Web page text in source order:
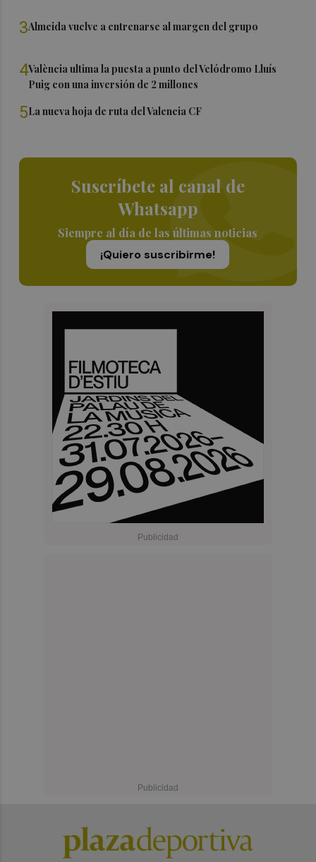
3Almeida vuelve a entrenarse al margen del grupo
4València ultima la puesta a punto del Velódromo Lluís
Puig con una inversión de 2 millones
5La nueva hoja de ruta del Valencia CF
Suscríbete al canal de
Whatsapp
Siempre al día de las últimas noticias
¡Quiero suscribirme!